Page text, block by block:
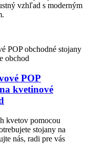
vzhľad s moderným
POP
kvetinové
kvetov pomocou
stojany na
nás, radi pre vás